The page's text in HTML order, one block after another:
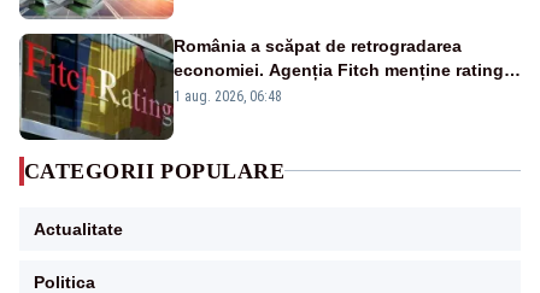
România a scăpat de retrogradarea
economiei. Agenția Fitch menține ratingul
„BBB-” cu perspectivă negativă
1 aug. 2026, 06:48
CATEGORII POPULARE
Actualitate
Politica